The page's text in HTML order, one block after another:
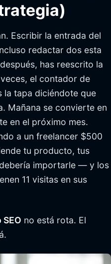
Escribir la entrada del
redactar dos esta
has reescrito la
el contador de
la tapa diciéndote que
Mañana se convierte en
en el próximo mes.
a un freelancer $500
tu producto, tus
importarle — y los
11 visitas en sus
no está rota. El